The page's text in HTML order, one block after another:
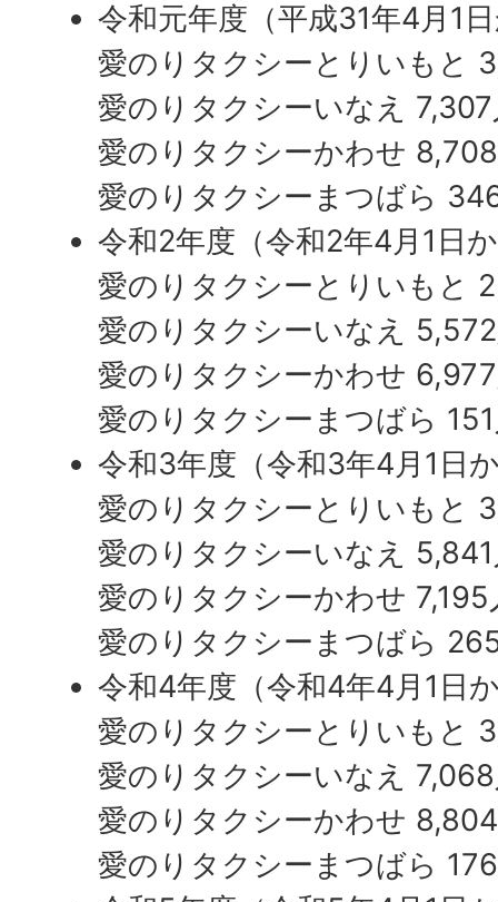
愛のりタクシーかわせ
愛のりタクシーまつばら 65
平成27年度（平成27年4月1
日）
愛のりタクシーとりいもと
愛のりタクシーいなえ
愛のりタクシーかわせ
愛のりタクシーまつばら
平成28年度（平成28年4月1
31日）
愛のりタクシーとりいもと
愛のりタクシーいなえ
愛のりタクシーかわせ 4,711
愛のりタクシーまつばら
平成29年度（平成29年4月1
31日）
愛のりタクシーとりいもと
愛のりタクシーいなえ
愛のりタクシーかわせ
愛のりタクシーまつばら
令和元年度（平成31年4月1
愛のりタクシーとりいもと
愛のりタクシーいなえ
愛のりタクシーかわせ
愛のりタクシーまつばら
令和2年度（令和2年4月1日
愛のりタクシーとりいもと
愛のりタクシーいなえ
愛のりタクシーかわせ
愛のりタクシーまつばら
令和3年度（令和3年4月1日
愛のりタクシーとりいもと
愛のりタクシーいなえ
愛のりタクシーかわせ 7,195
愛のりタクシーまつばら
令和4年度（令和4年4月1日
愛のりタクシーとりいもと
愛のりタクシーいなえ
愛のりタクシーかわせ
愛のりタクシーまつばら